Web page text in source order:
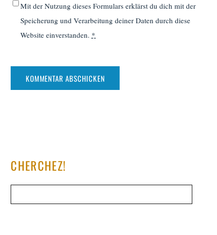
Mit der Nutzung dieses Formulars erklärst du dich mit der
Speicherung und Verarbeitung deiner Daten durch diese
Website einverstanden. *
CHERCHEZ!